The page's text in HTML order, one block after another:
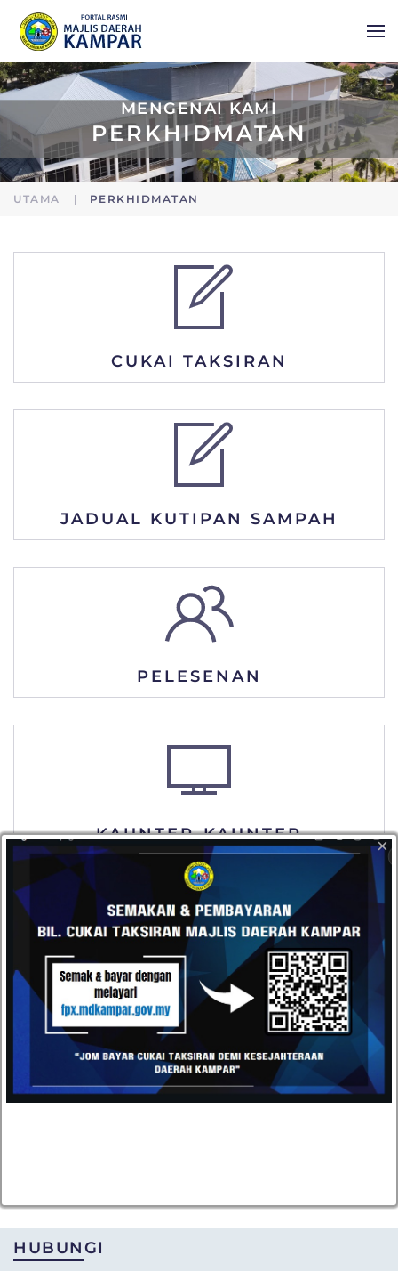
Skip to main content
MENGENAI KAMI
PERKHIDMATAN
UTAMA PERKHIDMATAN
CUKAI TAKSIRAN
JADUAL KUTIPAN SAMPAH
PELESENAN
KAUNTER-KAUNTER
SEWAAN
HUBUNGI
×